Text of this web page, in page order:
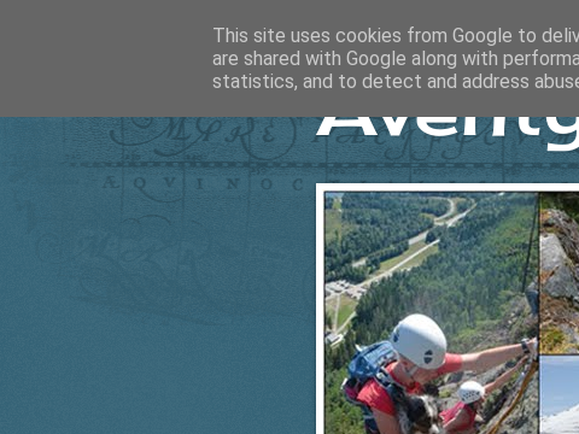
This site uses cookies from Google to
are shared with Google along with
statistics, and to detect and address